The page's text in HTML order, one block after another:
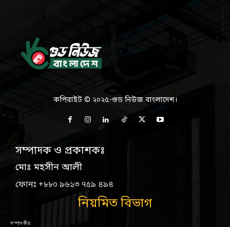
কপিরাইট © ২০২৫-গুড নিউজ বাংলাদেশ।
সম্পাদক ও প্রকাশকঃ
মোঃ মহসীন আলী
ফোনঃ +৮৮০ ৯৬১৩ ৭৫৯ ৪৯৪
নিয়মিত বিভাগ
সম্পাদকীয়